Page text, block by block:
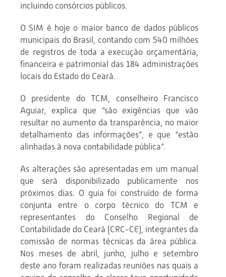
incluindo consórcios públicos.
O SIM é hoje o maior banco de dados públicos
municipais do Brasil, contando com 540 milhões
de registros de toda a execução orçamentária,
financeira e patrimonial das 184 administrações
locais do Estado do Ceará.
O presidente do TCM, conselheiro Francisco
Aguiar, explica que “são exigências que vão
resultar no aumento da transparência, no maior
detalhamento das informações”, e que “estão
alinhadas à nova contabilidade pública”.
As alterações são apresentadas em um manual
que será disponibilizado publicamente nos
próximos dias. O guia foi construído de forma
conjunta entre o corpo técnico do TCM e
representantes do Conselho Regional de
Contabilidade do Ceará (CRC-CE), integrantes da
comissão de normas técnicas da área pública.
Nos meses de abril, junho, julho e setembro
deste ano foram realizadas reuniões nas quais a